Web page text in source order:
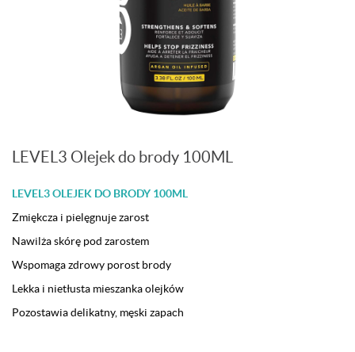
LEVEL3 Olejek do brody 100ML
LEVEL3 OLEJEK DO BRODY 100ML
Zmiękcza i pielęgnuje zarost
Nawilża skórę pod zarostem
Wspomaga zdrowy porost brody
Lekka i nietłusta mieszanka olejków
Pozostawia delikatny, męski zapach